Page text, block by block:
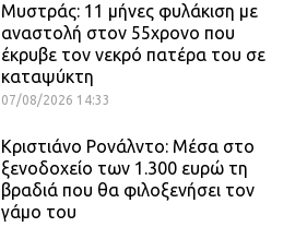
Μυστράς: 11 μήνες φυλάκιση με
αναστολή στον 55χρονο που
έκρυβε τον νεκρό πατέρα του σε
καταψύκτη
07/08/2026 14:33
Κριστιάνο Ρονάλντο: Μέσα στο
ξενοδοχείο των 1.300 ευρώ τη
βραδιά που θα φιλοξενήσει τον
γάμο του